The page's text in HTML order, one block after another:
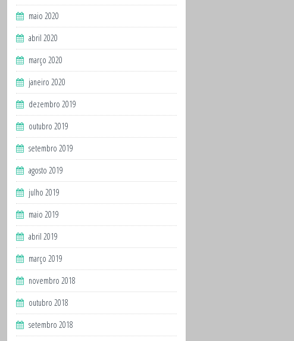
maio 2020
abril 2020
março 2020
janeiro 2020
dezembro 2019
outubro 2019
setembro 2019
agosto 2019
julho 2019
maio 2019
abril 2019
março 2019
novembro 2018
outubro 2018
setembro 2018